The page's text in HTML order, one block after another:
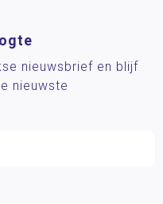
nieuwsbrief en blijf
nieuwste